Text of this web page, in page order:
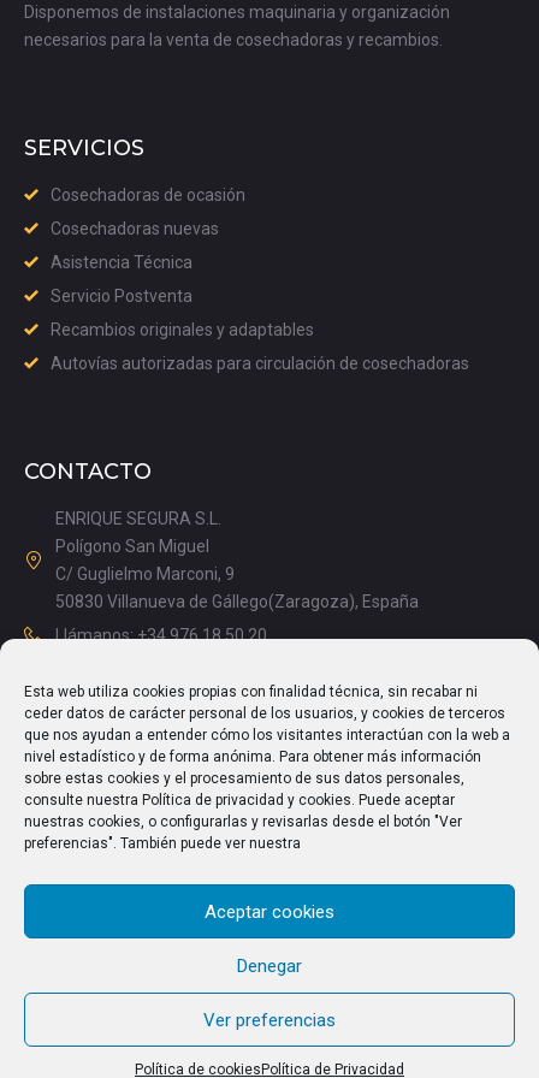
Esta web utiliza cookies propias con finalidad técnica, sin recabar ni
ceder datos de carácter personal de los usuarios, y cookies de terceros
que nos ayudan a entender cómo los visitantes interactúan con la web a
nivel estadístico y de forma anónima. Para obtener más información
sobre estas cookies y el procesamiento de sus datos personales,
consulte nuestra Política de privacidad y cookies. Puede aceptar
nuestras cookies, o configurarlas y revisarlas desde el botón "Ver
preferencias". También puede ver nuestra
Aceptar cookies
Denegar
Ver preferencias
Política de cookies Política de Privacidad
Disponemos de instalaciones maquinaria y organización
necesarios para la venta de cosechadoras y recambios.
SERVICIOS
Cosechadoras de ocasión
Cosechadoras nuevas
Asistencia Técnica
Servicio Postventa
Recambios originales y adaptables
Autovías autorizadas para circulación de cosechadoras
CONTACTO
ENRIQUE SEGURA S.L.
Polígono San Miguel
C/ Guglielmo Marconi, 9
50830 Villanueva de Gállego(Zaragoza), España
Llámanos: +34 976 18 50 20
Tardes: 14.00 – 17.15
info@enriquesegura.com
TEXTOS LEGALES
Aviso Legal
Política de Privacidad